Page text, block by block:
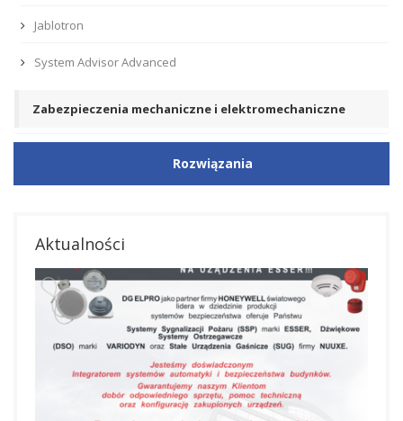
Jablotron
System Advisor Advanced
Zabezpieczenia mechaniczne i elektromechaniczne
Rozwiązania
Aktualności